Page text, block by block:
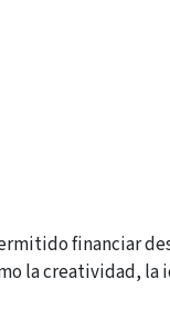
financiar
la creatividad,